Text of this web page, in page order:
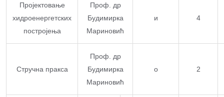
Пројектовање
хидроенергетских
постројења
Проф. др
Будимирка
Мариновић
и 4
Стручна пракса
Проф. др
Будимирка
Мариновић
о 2